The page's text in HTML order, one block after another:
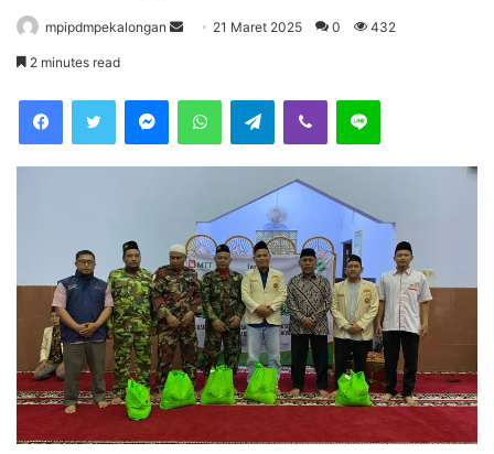
mpipdmpekalongan
a
i
l
21 Maret 2025 0 432
2 minutes read
Telegram